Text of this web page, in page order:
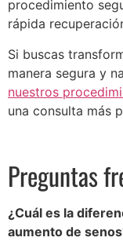
procedimiento
rápida
Si buscas
manera segura y
nuestros
una consulta más
Preguntas
¿Cuál es la
aumento de